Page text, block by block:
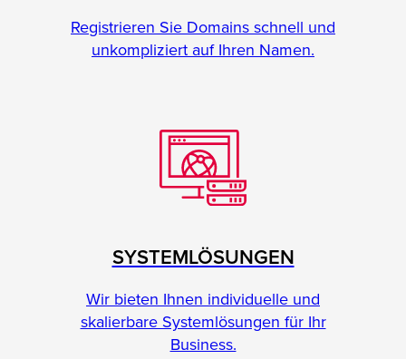
Registrieren Sie Domains schnell und
unkompliziert auf Ihren Namen.
SYSTEMLÖSUNGEN
Wir bieten Ihnen individuelle und
skalierbare Systemlösungen für Ihr
Business.